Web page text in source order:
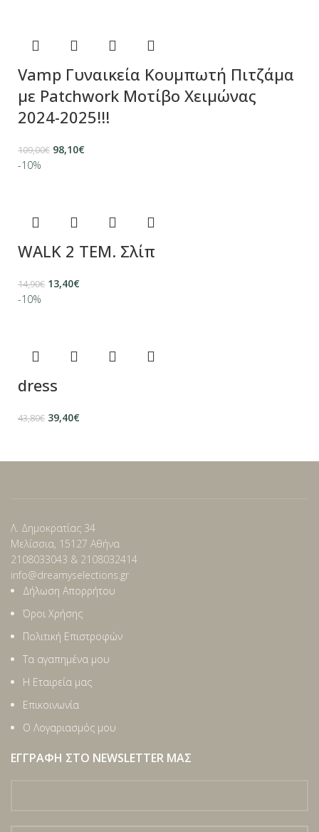
Vamp Γυναικεία Κουμπωτή Πιτζάμα
με Patchwork Μοτίβο Χειμώνας
2024-2025!!!
109,00€ 98,10€
-10%
WALK 2 ΤΕΜ. Σλίπ
14,90€ 13,40€
-10%
dress
43,80€ 39,40€
Λ. Δημοκρατίας 34
Μελίσσια, 15127 Αθήνα
2108033043 & 2108032414
info@dreamyselections.gr
Δήλωση Απορρήτου
Όροι Χρήσης
Πολιτική Επιστροφών
Τα αγαπημένα μου
Η Εταιρεία μας
Επικοινωνία
Ο Λογαριασμός μου
ΕΓΓΡΑΦΉ ΣΤΟ NEWSLETTER ΜΑΣ